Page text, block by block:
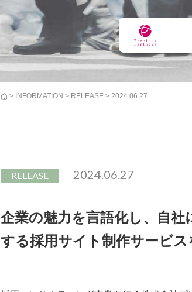
> INFORMATION > RELEASE > 2024.06.27
RELEASE 2024.06.27
企業の魅力を言語化し、自社
する採用サイト制作サービス